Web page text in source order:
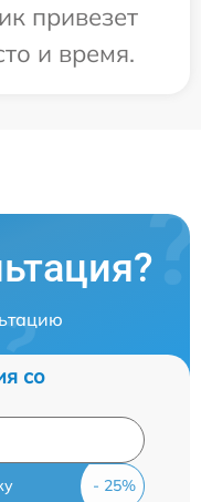
привезет
и время.
со